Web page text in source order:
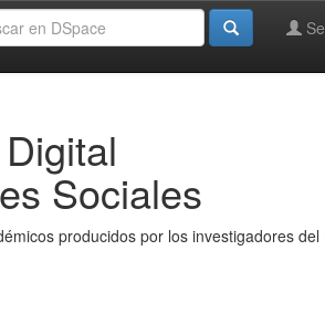
Sociales
producidos por los investigadores